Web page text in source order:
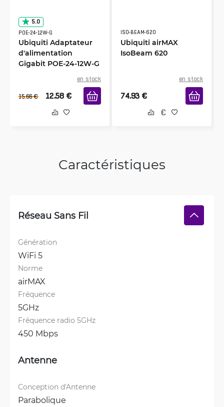
5.0
POE-24-12W-G
Ubiquiti Adaptateur
d'alimentation
Gigabit POE-24-12W-G
en stock
15.66 € 12.58 €
ISO-BEAM-620
Ubiquiti airMAX
IsoBeam 620
en stock
74.93 €
Caractéristiques
Réseau Sans Fil
Génération
WiFi 5
Norme
airMAX
Fréquence
5GHz
Fréquence radio 5GHz
450 Mbps
Antenne
Conception d'Antenne
Parabolique